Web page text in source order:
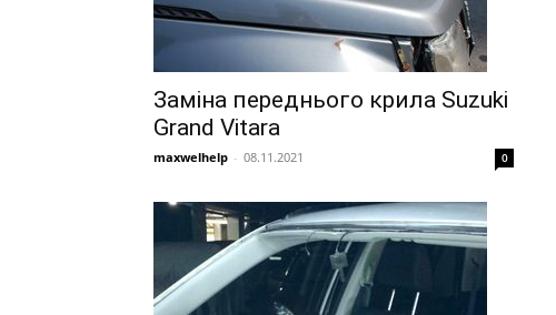
Заміна переднього крила Suzuki
Grand Vitara
maxwelhelp - 08.11.2021 0